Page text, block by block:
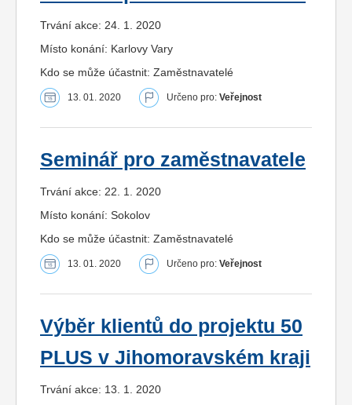
Trvání akce: 24. 1. 2020
Místo konání: Karlovy Vary
Kdo se může účastnit: Zaměstnavatelé
13. 01. 2020 Určeno pro: Veřejnost
Seminář pro zaměstnavatele
Trvání akce: 22. 1. 2020
Místo konání: Sokolov
Kdo se může účastnit: Zaměstnavatelé
13. 01. 2020 Určeno pro: Veřejnost
Výběr klientů do projektu 50
PLUS v Jihomoravském kraji
Trvání akce: 13. 1. 2020